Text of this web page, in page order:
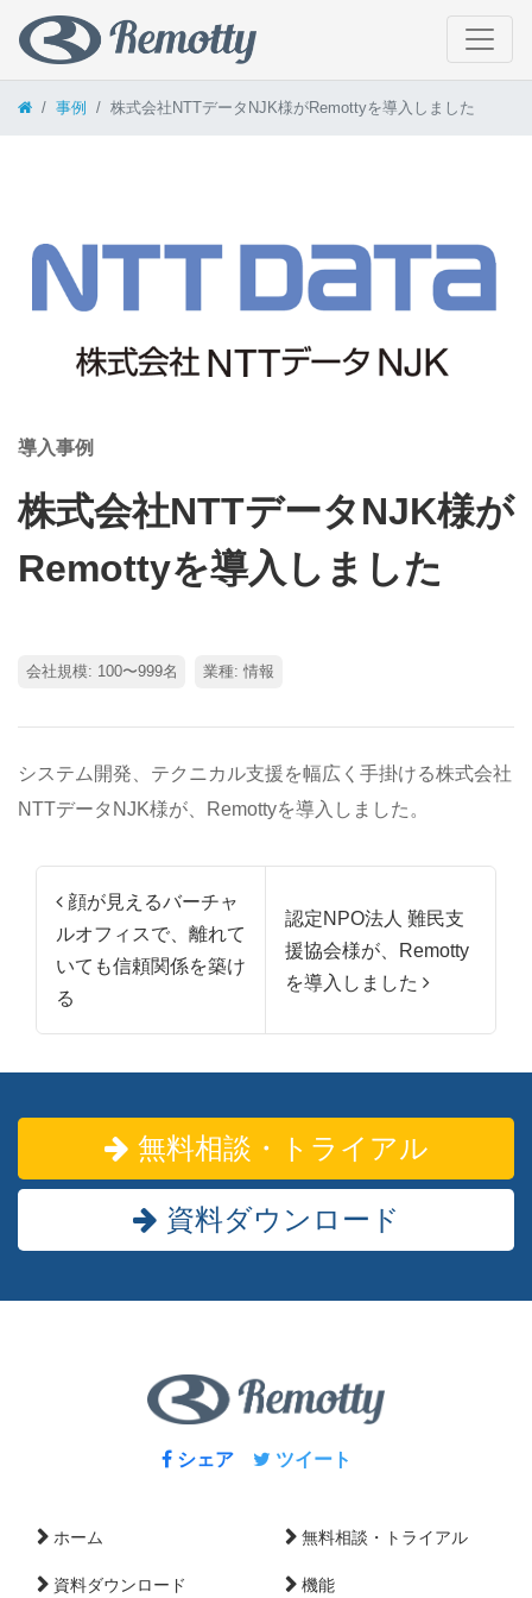
コンテンツへスキップ
事例 株式会社NTTデータNJK様がRemottyを導入しました
導入事例
株式会社NTTデータNJK様が
Remottyを導入しました
会社規模: 100〜999名 業種: 情報
システム開発、テクニカル支援を幅広く手掛ける株式会社
NTTデータNJK様が、Remottyを導入しました。
投稿ナビゲーション
顔が見えるバーチャ
ルオフィスで、離れて
いても信頼関係を築け
る
認定NPO法人 難民支
援協会様が、Remotty
を導入しました
無料相談・トライアル
資料ダウンロード
シェア ツイート
ホーム 無料相談・トライアル
資料ダウンロード 機能